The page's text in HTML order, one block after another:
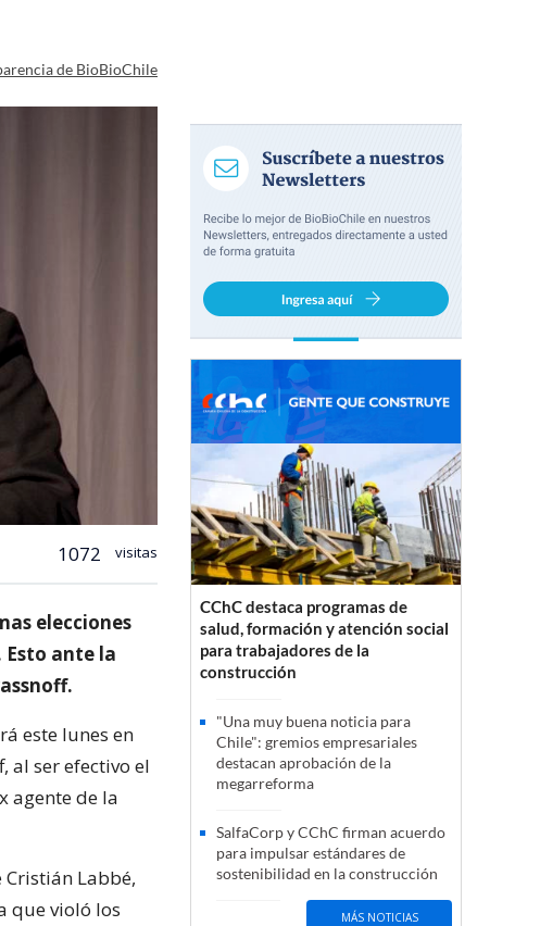
de BioBioChile
1072 visitas
elecciones
ante la
este lunes en
al ser efectivo el
agente de la
Labbé,
que violó los
CChC destaca programas de
salud, formación y atención social
para trabajadores de la
construcción
"Una muy buena noticia para
Chile": gremios empresariales
destacan aprobación de la
megarreforma
SalfaCorp y CChC firman acuerdo
para impulsar estándares de
sostenibilidad en la construcción
MÁS NOTICIAS